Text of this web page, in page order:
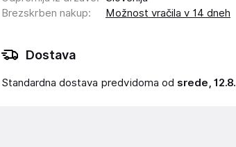
Brezskrben nakup: Možnost vračila v 14 dneh
Dostava
Standardna dostava predvidoma od srede, 12.8.